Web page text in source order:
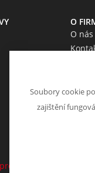
O
O nás
více informací.
Soubory cookie
zajištění